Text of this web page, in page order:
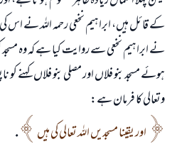
كے قائل ہيں، ابراہيم نخعى رحمہ اللہ نے اس
نے ابراہيم نخعى سے روايت كيا ہے كہ وہ
ہوئے مسجد بنو فلاں اور مصلى بنو فلاں كہنے كو
وتعالى كا فرمان ہے:
اور يقينا مسجديں اللہ تعالى كى ہيں
.
جواب نمبر 110845 نے نکاح ٹوٹنے سے بچایا۔
امت مسلمہ کے واسطے جوابات پیش
رسول اللہ صلی اللہ علیہ و
نیکی کی رہنمائی کرنے والے کو بھی نیکی کرنے
(مسلم : 1893)